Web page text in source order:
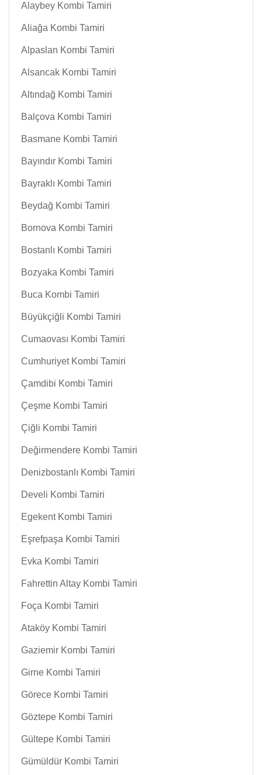
Alaybey Kombi Tamiri
Aliağa Kombi Tamiri
Alpaslan Kombi Tamiri
Alsancak Kombi Tamiri
Altındağ Kombi Tamiri
Balçova Kombi Tamiri
Basmane Kombi Tamiri
Bayındır Kombi Tamiri
Bayraklı Kombi Tamiri
Beydağ Kombi Tamiri
Bornova Kombi Tamiri
Bostanlı Kombi Tamiri
Bozyaka Kombi Tamiri
Buca Kombi Tamiri
Büyükçiğli Kombi Tamiri
Cumaovası Kombi Tamiri
Cumhuriyet Kombi Tamiri
Çamdibi Kombi Tamiri
Çeşme Kombi Tamiri
Çiğli Kombi Tamiri
Değirmendere Kombi Tamiri
Denizbostanlı Kombi Tamiri
Develi Kombi Tamiri
Egekent Kombi Tamiri
Eşrefpaşa Kombi Tamiri
Evka Kombi Tamiri
Fahrettin Altay Kombi Tamiri
Foça Kombi Tamiri
Ataköy Kombi Tamiri
Gaziemir Kombi Tamiri
Girne Kombi Tamiri
Görece Kombi Tamiri
Göztepe Kombi Tamiri
Gültepe Kombi Tamiri
Gümüldür Kombi Tamiri